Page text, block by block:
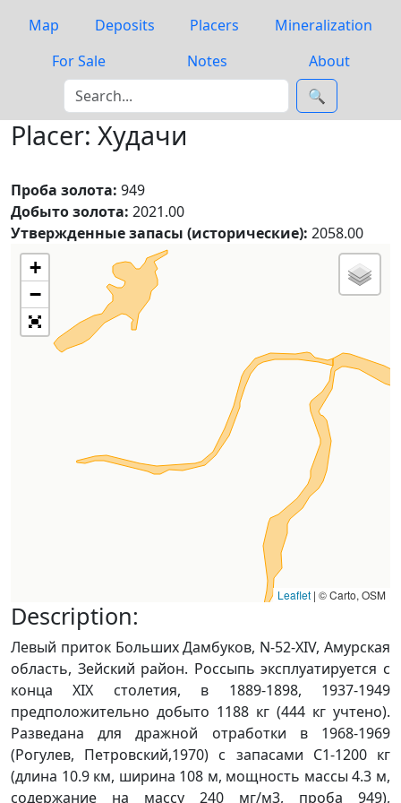
Map Deposits Placers
Mineralization
For Sale
Notes
About
🔍
Placer: Худачи
Проба золота: 949
Добыто золота: 2021.00
Утвержденные запасы (исторические): 2058.00
+
−
Leaflet | © Carto, OSM
Description:
Левый приток Больших Дамбуков, N-52-ХIV, Амурская
область, Зейский район. Россыпь эксплуатируется с
конца XIX столетия, в 1889-1898, 1937-1949
предположительно добыто 1188 кг (444 кг учтено).
Разведана для дражной отработки в 1968-1969
(Рогулев, Петровский,1970) с запасами С1-1200 кг
(длина 10.9 км, ширина 108 м, мощность массы 4.3 м,
содержание на массу 240 мг/м3, проба 949),